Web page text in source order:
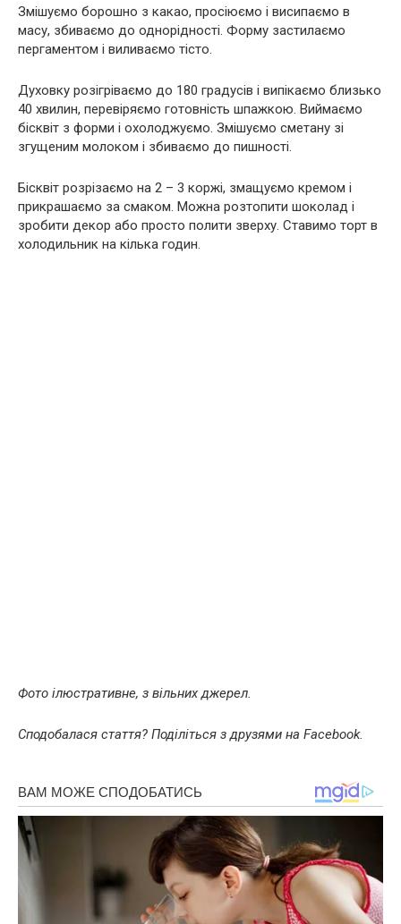
Змішуємо борошно з какао, просіюємо і висипаємо в
масу, збиваємо до однорідності. Форму застилаємо
пергаментом і виливаємо тісто.
Духовку розігріваємо до 180 градусів і випікаємо близько
40 хвилин, перевіряємо готовність шпажкою. Виймаємо
бісквіт з форми і охолоджуємо. Змішуємо сметану зі
згущеним молоком і збиваємо до пишності.
Бісквіт розрізаємо на 2 – 3 коржі, змащуємо кремом і
прикрашаємо за смаком. Можна розтопити шоколад і
зробити декор або просто полити зверху. Ставимо торт в
холодильник на кілька годин.
Фото ілюстративне, з вільних джерел.
Сподобалася стаття? Поділіться з друзями на Facebook.